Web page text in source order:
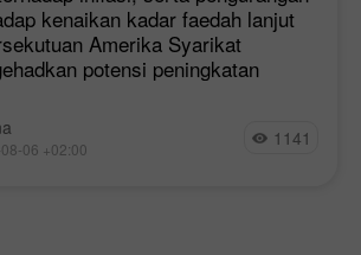
kenaikan kadar faedah lanjut
Amerika Syarikat
potensi peningkatan
06 +02:00 1141